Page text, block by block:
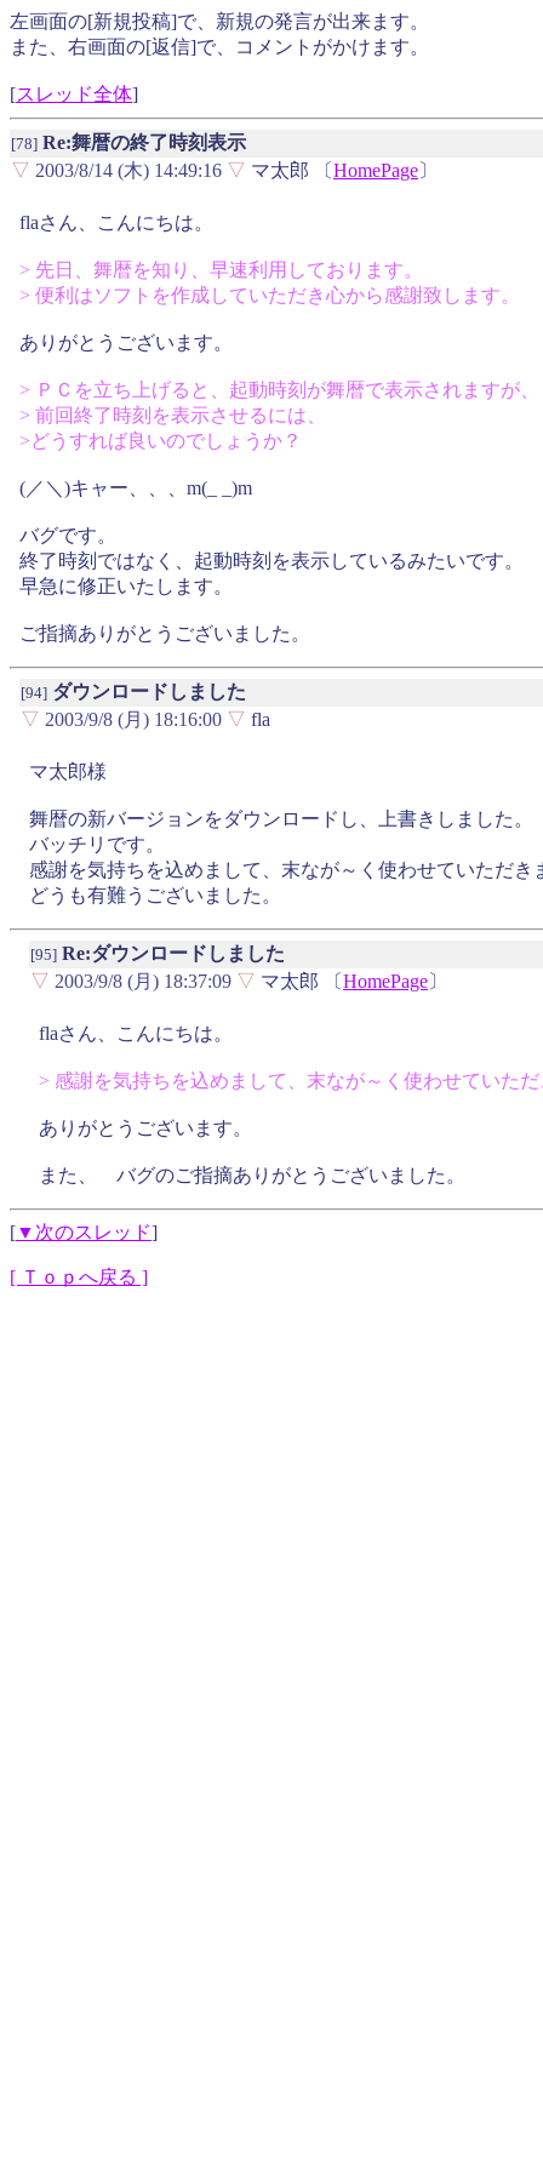
左画面の[新規投稿]で、新規の発言が出来ます。
また、右画面の[返信]で、コメントがかけます。
[スレッド全体]
[78] Re:舞暦の終了時刻表示
▽ 2003/8/14 (木) 14:49:16 ▽ マ太郎 〔HomePage〕
flaさん、こんにちは。
> 先日、舞暦を知り、早速利用しております。
> 便利はソフトを作成していただき心から感謝致します。
ありがとうございます。
> ＰＣを立ち上げると、起動時刻が舞暦で表示されますが、
> 前回終了時刻を表示させるには、
>どうすれば良いのでしょうか？
(／＼)キャー、、、m(_ _)m
バグです。
終了時刻ではなく、起動時刻を表示しているみたいです。
早急に修正いたします。
ご指摘ありがとうございました。
[94] ダウンロードしました
▽ 2003/9/8 (月) 18:16:00 ▽ fla
マ太郎様
舞暦の新バージョンをダウンロードし、上書きしました。
バッチリです。
感謝を気持ちを込めまして、末なが～く使わせていただき
どうも有難うございました。
[95] Re:ダウンロードしました
▽ 2003/9/8 (月) 18:37:09 ▽ マ太郎 〔HomePage〕
flaさん、こんにちは。
> 感謝を気持ちを込めまして、末なが～く使わせていた
ありがとうございます。
また、 バグのご指摘ありがとうございました。
[▼次のスレッド]
[ Ｔｏｐへ戻る ]